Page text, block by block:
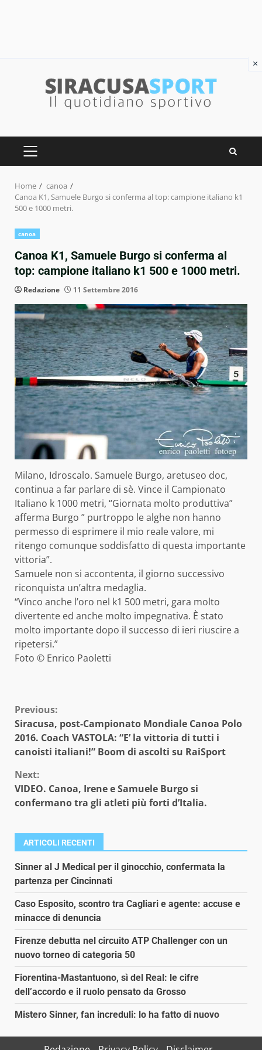
PRIMARY
Home
canoa
Canoa K1, Samuele Burgo si conferma al top: campione italiano k1
500 e 1000 metri.
canoa
Canoa K1, Samuele Burgo si conferma al
top: campione italiano k1 500 e 1000 metri.
Redazione 11 Settembre 2016
Milano, Idroscalo. Samuele Burgo, aretuseo doc,
continua a far parlare di sè. Vince il Campionato
Italiano k 1000 metri, “Giornata molto produttiva”
afferma Burgo ” purtroppo le alghe non hanno
permesso di esprimere il mio reale valore, mi
ritengo comunque soddisfatto di questa importante
vittoria”.
Samuele non si accontenta, il giorno successivo
riconquista un’altra medaglia.
“Vinco anche l’oro nel k1 500 metri, gara molto
divertente ed anche molto impegnativa. È stato
molto importante dopo il successo di ieri riuscire a
ripetersi.”
Foto © Enrico Paoletti
Continue
Reading
Previous:
Siracusa, post-Campionato Mondiale Canoa Polo
2016. Coach VASTOLA: “E’ la vittoria di tutti i
canoisti italiani!” Boom di ascolti su RaiSport
Next:
VIDEO. Canoa, Irene e Samuele Burgo si
confermano tra gli atleti più forti d’Italia.
ARTICOLI RECENTI
Sinner al J Medical per il ginocchio, confermata la
partenza per Cincinnati
Caso Esposito, scontro tra Cagliari e agente: accuse e
minacce di denuncia
Firenze debutta nel circuito ATP Challenger con un
nuovo torneo di categoria 50
Fiorentina-Mastantuono, sì del Real: le cifre
dell’accordo e il ruolo pensato da Grosso
Mistero Sinner, fan increduli: lo ha fatto di nuovo
×